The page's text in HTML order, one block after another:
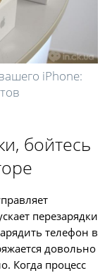
iPhone:
бойтесь
перезарядки
телефон в
довольно
Когда процесс